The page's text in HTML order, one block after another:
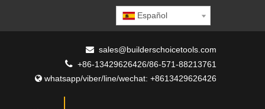
Español
 sales@builderschoicetools.com
 +86-13429626426/86-571-88213761
 whatsapp/viber/line/wechat: +8613429626426